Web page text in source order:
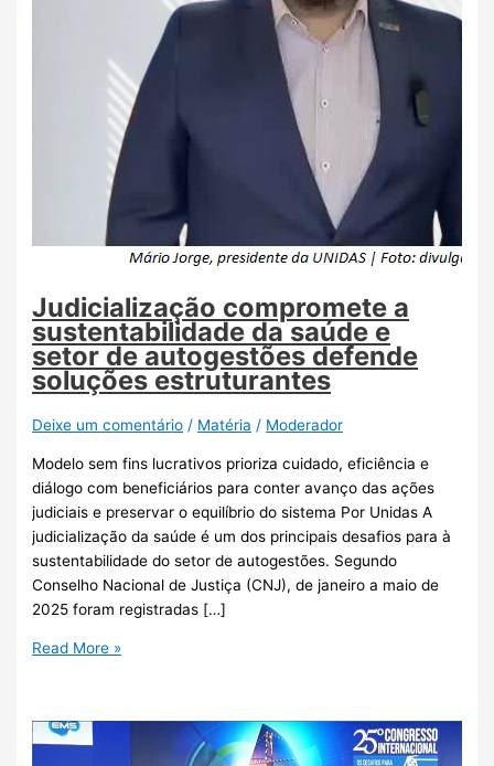
Judicialização compromete a
sustentabilidade da saúde e
setor de autogestões defende
soluções estruturantes
Deixe um comentário / Matéria / Moderador
Modelo sem fins lucrativos prioriza cuidado, eficiência e
diálogo com beneficiários para conter avanço das ações
judiciais e preservar o equilíbrio do sistema Por Unidas A
judicialização da saúde é um dos principais desafios para à
sustentabilidade do setor de autogestões. Segundo
Conselho Nacional de Justiça (CNJ), de janeiro a maio de
2025 foram registradas […]
Read More »